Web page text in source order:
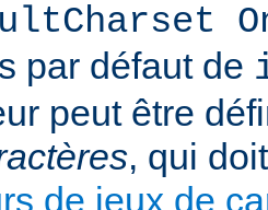
par défaut de
peut être
, qui
de jeux de